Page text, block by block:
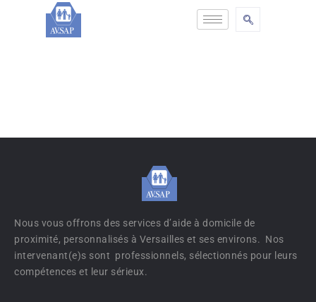
Nous vous offrons des services d’aide à domicile de
proximité, personnalisés à Versailles et ses environs. Nos
intervenant(e)s sont professionnels, sélectionnés pour leurs
compétences et leur sérieux.